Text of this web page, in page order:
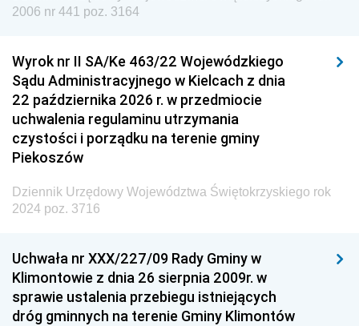
Dziennik Urzędowy Agencji Wywiadu
2006 nr 441 poz. 3164
Wyrok nr II SA/Ke 463/22 Wojewódzkiego
Sądu Administracyjnego w Kielcach z dnia
22 października 2026 r. w przedmiocie
uchwalenia regulaminu utrzymania
czystości i porządku na terenie gminy
Piekoszów
Dziennik Urzędowy Województwa Świętokrzyskiego rok
2024 poz. 3716
Uchwała nr XXX/227/09 Rady Gminy w
Klimontowie z dnia 26 sierpnia 2009r. w
sprawie ustalenia przebiegu istniejących
dróg gminnych na terenie Gminy Klimontów